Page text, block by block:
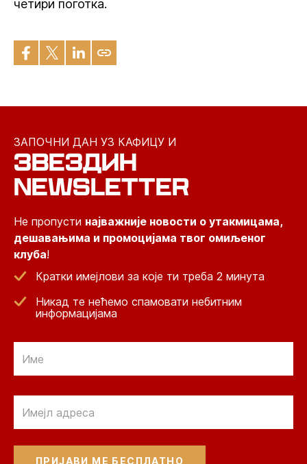
четири поготка.
ЗАПОЧНИ ДАН УЗ КАФИЦУ И
ЗВЕЗДИН
NEWSLETTER
Не пропусти најважније новости о утакмицама,
дешавањима и промоцијама твог омиљеног
клуба!
Кратки имејлови за које ти треба 2 минута
Никад те нећемо спамовати небитним
информацијама